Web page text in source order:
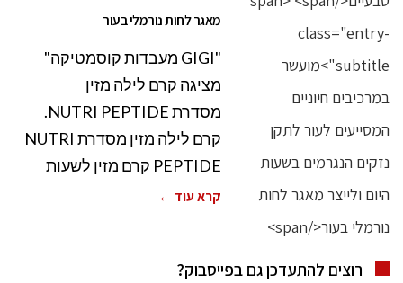
מאגר לחות נורמלי בעור
"GIGI מעבדות קוסמטיקה"
מציגה קרם לילה מזין
מסדרת NUTRI PEPTIDE.
קרם לילה מזין מסדרת NUTRI
PEPTIDE קרם מזין לשעות
קרא עוד ←
רוצים להתעדכן גם בפייסבוק?